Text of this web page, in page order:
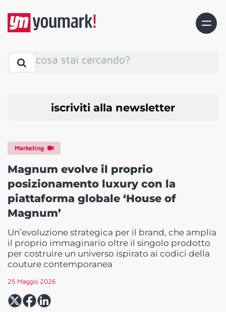
cosa stai cercando?
iscriviti alla newsletter
Marketing
Magnum evolve il proprio
posizionamento luxury con la
piattaforma globale ‘House of
Magnum’
Un’evoluzione strategica per il brand, che amplia
il proprio immaginario oltre il singolo prodotto
per costruire un universo ispirato ai codici della
couture contemporanea
25 Maggio 2026